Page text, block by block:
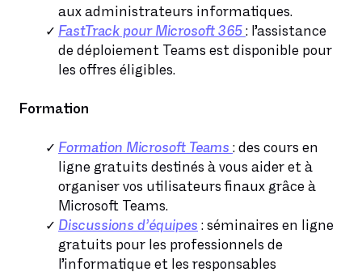
aux administrateurs informatiques.
FastTrack pour Microsoft 365 : l’assistance
de déploiement Teams est disponible pour
les offres éligibles.
Formation
Formation Microsoft Teams : des cours en
ligne gratuits destinés à vous aider et à
organiser vos utilisateurs finaux grâce à
Microsoft Teams.
Discussions d’équipes : séminaires en ligne
gratuits pour les professionnels de
l’informatique et les responsables